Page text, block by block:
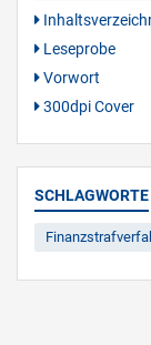
Leseprobe
Vorwort
300dpi Cover
SCHLAGWORTE